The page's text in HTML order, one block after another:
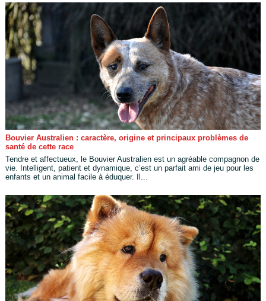
Bouvier Australien : caractère, origine et principaux problèmes de
santé de cette race
Tendre et affectueux, le Bouvier Australien est un agréable compagnon de
vie. Intelligent, patient et dynamique, c’est un parfait ami de jeu pour les
enfants et un animal facile à éduquer. Il...